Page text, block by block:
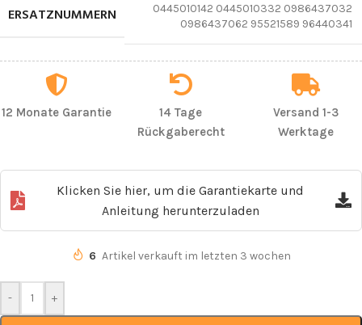
ERSATZNUMMERN
0445010142 0445010332 0986437032
0986437062 95521589 96440341
12 Monate Garantie
14 Tage
Rückgaberecht
Versand 1-3
Werktage
Klicken Sie hier, um die Garantiekarte und
Anleitung herunterzuladen
6 Artikel verkauft im letzten 3 wochen
- +